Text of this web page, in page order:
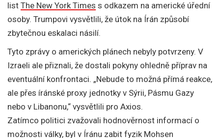
list The New York Times s odkazem na americké úřední
osoby. Trumpovi vysvětlili, že útok na Írán způsobí
zbytečnou eskalaci násilí.
Tyto zprávy o amerických plánech nebyly potvrzeny. V
Izraeli ale přiznali, že dostali pokyny ohledně příprav na
eventuální konfrontaci. „Nebude to možná přímá reakce,
ale přes íránské proxy jednotky v Sýrii, Pásmu Gazy
nebo v Libanonu,“ vysvětlili pro Axios.
Zatímco politici zvažovali hodnověrnost informací o
možnosti války, byl v Íránu zabit fyzik Mohsen